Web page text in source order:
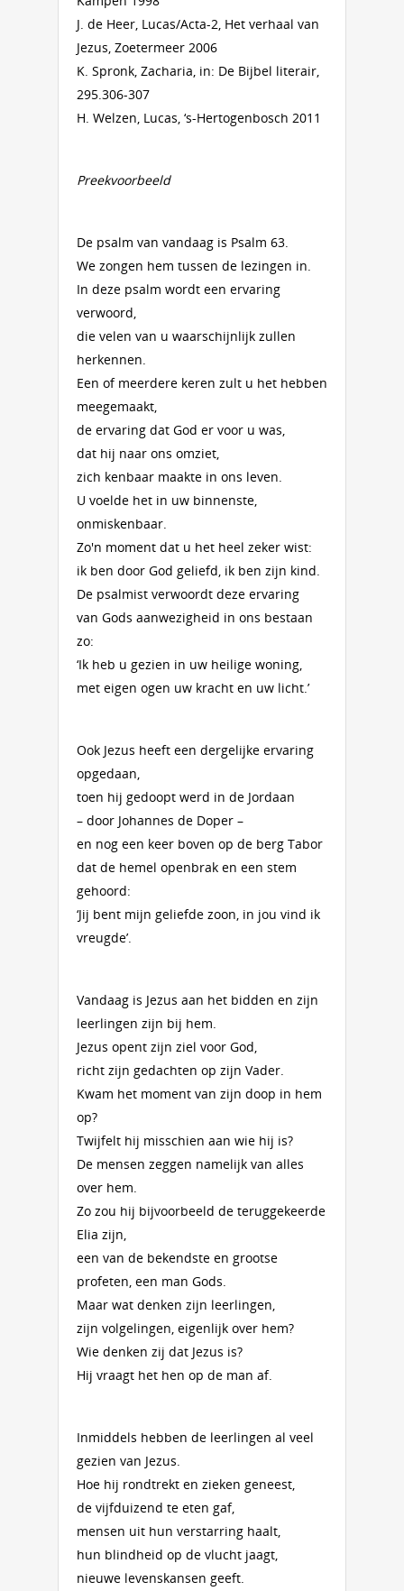
J. de Heer, Lucas/Acta-2, Het verhaal van
Jezus, Zoetermeer 2006
K. Spronk, Zacharia, in: De Bijbel literair,
295.306-307
H. Welzen, Lucas, ‘s-Hertogenbosch 2011
Preekvoorbeeld
De psalm van vandaag is Psalm 63.
We zongen hem tussen de lezingen in.
In deze psalm wordt een ervaring
verwoord,
die velen van u waarschijnlijk zullen
herkennen.
Een of meerdere keren zult u het hebben
meegemaakt,
de ervaring dat God er voor u was,
dat hij naar ons omziet,
zich kenbaar maakte in ons leven.
U voelde het in uw binnenste,
onmiskenbaar.
Zo'n moment dat u het heel zeker wist:
ik ben door God geliefd, ik ben zijn kind.
De psalmist verwoordt deze ervaring
van Gods aanwezigheid in ons bestaan
zo:
‘Ik heb u gezien in uw heilige woning,
met eigen ogen uw kracht en uw licht.’
Ook Jezus heeft een dergelijke ervaring
opgedaan,
toen hij gedoopt werd in de Jordaan
– door Johannes de Doper –
en nog een keer boven op de berg Tabor
dat de hemel openbrak en een stem
gehoord:
‘Jij bent mijn geliefde zoon, in jou vind ik
vreugde’.
Vandaag is Jezus aan het bidden en zijn
leerlingen zijn bij hem.
Jezus opent zijn ziel voor God,
richt zijn gedachten op zijn Vader.
Kwam het moment van zijn doop in hem
op?
Twijfelt hij misschien aan wie hij is?
De mensen zeggen namelijk van alles
over hem.
Zo zou hij bijvoorbeeld de teruggekeerde
Elia zijn,
een van de bekendste en grootse
profeten, een man Gods.
Maar wat denken zijn leerlingen,
zijn volgelingen, eigenlijk over hem?
Wie denken zij dat Jezus is?
Hij vraagt het hen op de man af.
Inmiddels hebben de leerlingen al veel
gezien van Jezus.
Hoe hij rondtrekt en zieken geneest,
de vijfduizend te eten gaf,
mensen uit hun verstarring haalt,
hun blindheid op de vlucht jaagt,
nieuwe levenskansen geeft.